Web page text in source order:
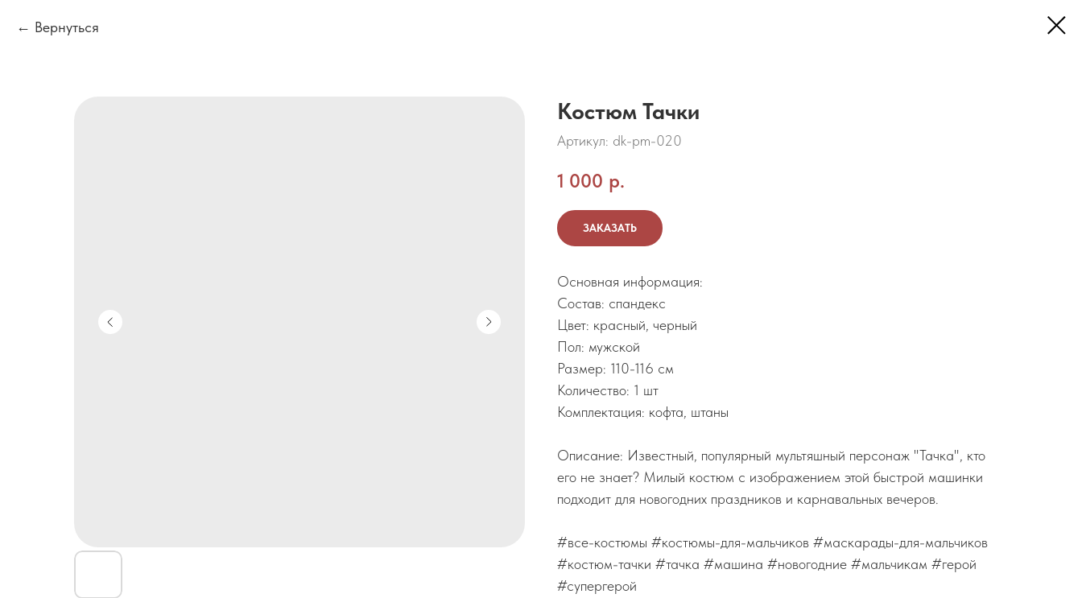
Вернуться
Костюм Тачки
Артикул: dk-pm-020
1 000 р.
ЗАКАЗАТЬ
Основная информация:
Состав: спандекс
Цвет: красный, черный
Пол: мужской
Размер: 110-116 см
Количество: 1 шт
Комплектация: кофта, штаны
Описание: Известный, популярный мультяшный персонаж "Тачка", кто
его не знает? Милый костюм с изображением этой быстрой машинки
подходит для новогодних праздников и карнавальных вечеров.
#все-костюмы #костюмы-для-мальчиков #маскарады-для-мальчиков
#костюм-тачки #тачка #машина #новогодние #мальчикам #герой
#супергерой